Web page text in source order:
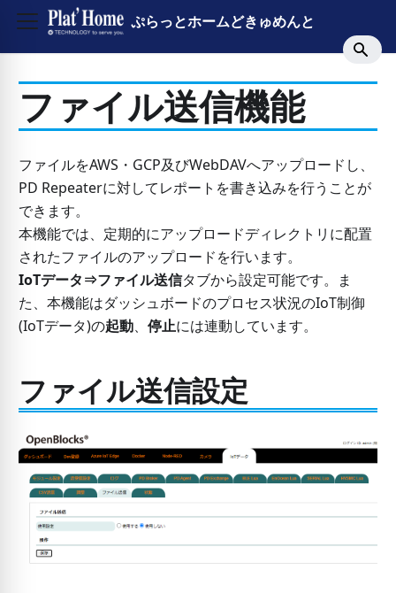
ぷらっとホームどきゅめんと
ファイル送信機能
ファイルをAWS・GCP及びWebDAVへアップロードし、
PD Repeaterに対してレポートを書き込みを行うことが
できます。
本機能では、定期的にアップロードディレクトリに配置
されたファイルのアップロードを行います。
IoTデータ⇒ファイル送信タブから設定可能です。ま
た、本機能はダッシュボードのプロセス状況のIoT制御
(IoTデータ)の起動、 停止には連動しています。
ファイル送信設定